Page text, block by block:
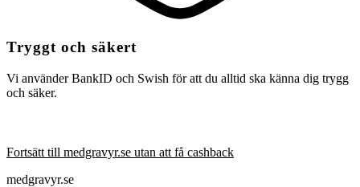
Tryggt och säkert
Vi använder BankID och Swish för att du alltid ska känna dig trygg
och säker.
Fortsätt till medgravyr.se utan att få cashback
medgravyr.se